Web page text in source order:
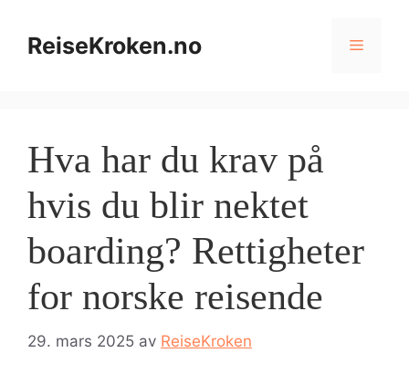
innholdReiseKroken.no Meny
Hva har du krav på
hvis du blir nektet
boarding? Rettigheter
for norske reisende
29. mars 2025 av ReiseKroken